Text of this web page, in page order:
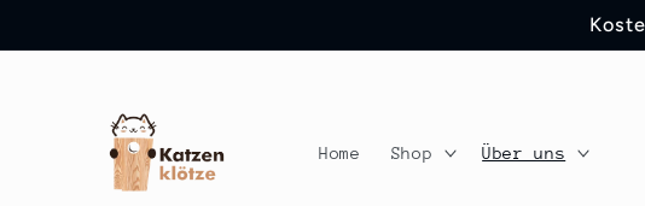
Inhalt
Home Shop Über uns